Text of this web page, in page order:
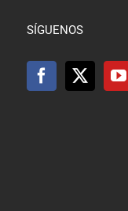
SÍGUENOS